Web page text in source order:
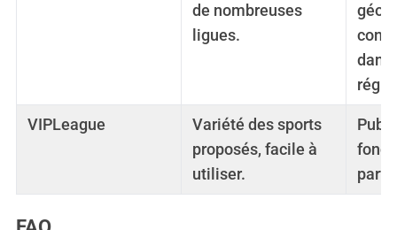
de nombreuses
ligues.
dans
VIPLeague
Variété des sports
proposés, facile à
utiliser.